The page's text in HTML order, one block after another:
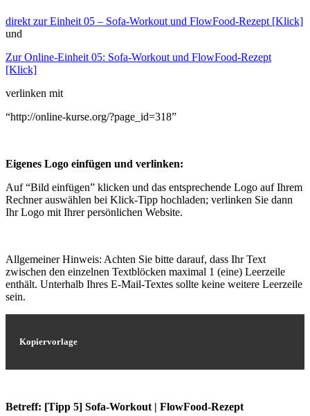
direkt zur Einheit 05 – Sofa-Workout und FlowFood-Rezept [Klick]
und
Zur Online-Einheit 05: Sofa-Workout und FlowFood-Rezept
[Klick]
verlinken mit
“http://online-kurse.org/?page_id=318”
Eigenes Logo einfügen und verlinken:
Auf “Bild einfügen” klicken und das entsprechende Logo auf Ihrem
Rechner auswählen bei Klick-Tipp hochladen; verlinken Sie dann
Ihr Logo mit Ihrer persönlichen Website.
Allgemeiner Hinweis: Achten Sie bitte darauf, dass Ihr Text
zwischen den einzelnen Textblöcken maximal 1 (eine) Leerzeile
enthält. Unterhalb Ihres E-Mail-Textes sollte keine weitere Leerzeile
sein.
Kopiervorlage
Betreff: [Tipp 5] Sofa-Workout | FlowFood-Rezept